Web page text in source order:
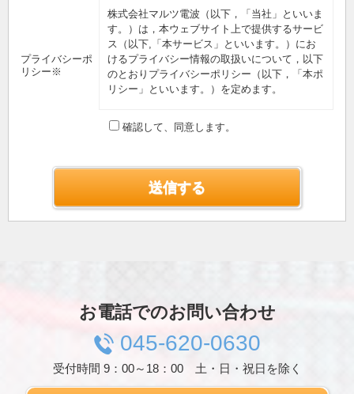
プライバシーポ
リシー※
株式会社マルツ電波（以下，「当社」といいま
す。）は，本ウェブサイト上で提供するサービ
ス（以下,「本サービス」といいます。）にお
けるプライバシー情報の取扱いについて，以下
のとおりプライバシーポリシー（以下，「本ポ
リシー」といいます。）を定めます。
第1条（プライバシー情報）
プライバシー情報のうち「個人情報」とは，個
し，生存する個人に関する情報であって，当該
情報に含まれる氏名，生年月日，住所，電話番
号，連絡先その他の記述等により特定の個人を
識別できる情報を指します。
プライバシー情報のうち「履歴情報および特性
郵便番号や性別，職業，年齢，ユーザーのIPア
識別情報などを指します。
第２条（プライバシー情報の収集方法）
当社は，ユーザーが利用登録をする際に氏名，
確認して、同意します。
お電話でのお問い合わせ
045-620-0630
受付時間 9：00～18：00 土・日・祝日を除く